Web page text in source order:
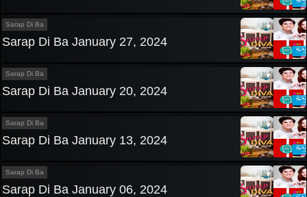
Sarap Di Ba
Sarap Di Ba January 27, 2024
Sarap Di Ba
Sarap Di Ba January 20, 2024
Sarap Di Ba
Sarap Di Ba January 13, 2024
Sarap Di Ba
Sarap Di Ba January 06, 2024